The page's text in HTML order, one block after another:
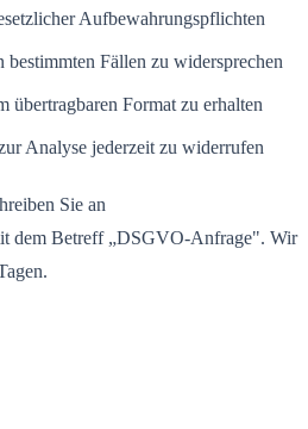
Aufbewahrungspflichten
bestimmten Fällen zu widersprechen
übertragbaren Format zu erhalten
Analyse jederzeit zu widerrufen
Sie an
dem Betreff „DSGVO-Anfrage". Wir